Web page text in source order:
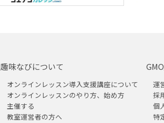
趣味なびについて
オンラインレッスン導入支援講座について
オンラインレッスンのやり方、始め方
主催する
教室運営者の方へ
運
採
個
特